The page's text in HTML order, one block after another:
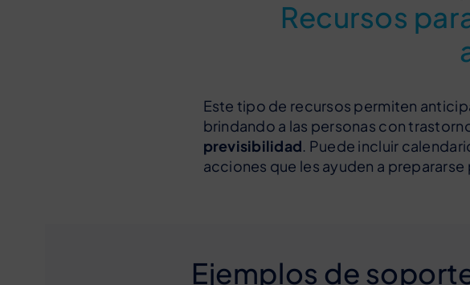
Recursos
Este tipo de recursos permiten
brindando a las personas con
previsibilidad. Puede incluir
acciones que les ayuden a prepararse
Ejemplos de